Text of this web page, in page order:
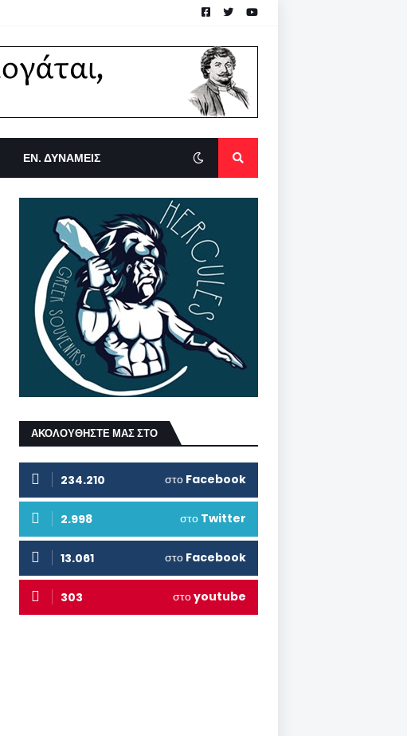
ΕΝ. ΔΥΝΑΜΕΙΣ
ΑΚΟΛΟΥΘΗΣΤΕ ΜΑΣ ΣΤΟ
234.210 στο Facebook
2.998 στο Twitter
13.061 στο Facebook
303 στοyoutube